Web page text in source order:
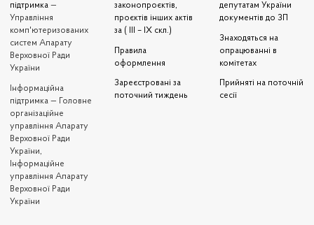
підтримка —
Управління
комп'ютеризованих
систем Апарату
Верховної Ради
України
Iнформаційна
підтримка — Головне
організаційне
управління Апарату
Верховної Ради
України,
Інформаційне
управління Апарату
Верховної Ради
України
законопроєктів,
проєктів інших актів
за ( III – IX скл.)
Правила
оформлення
Зареєстровані за
поточний тиждень
депутатам України
документів до ЗП
Знаходяться на
опрацюванні в
комітетах
Прийняті на поточній
сесії